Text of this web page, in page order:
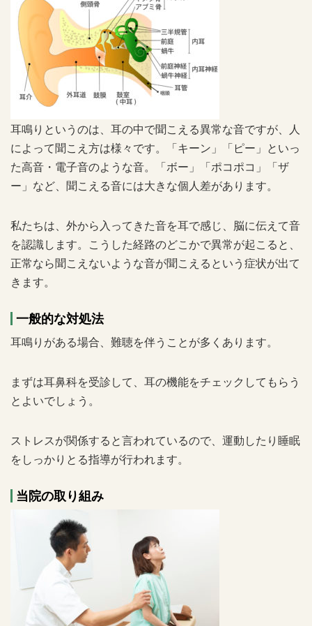
耳鳴りというのは、耳の中で聞こえる異常な音ですが、人
によって聞こえ方は様々です。「キーン」「ピー」といっ
た高音・電子音のような音。「ボー」「ポコポコ」「ザ
ー」など、聞こえる音には大きな個人差があります。
私たちは、外から入ってきた音を耳で感じ、脳に伝えて音
を認識します。こうした経路のどこかで異常が起こると、
正常なら聞こえないような音が聞こえるという症状が出て
きます。
一般的な対処法
耳鳴りがある場合、難聴を伴うことが多くあります。
まずは耳鼻科を受診して、耳の機能をチェックしてもらう
とよいでしょう。
ストレスが関係すると言われているので、運動したり睡眠
をしっかりとる指導が行われます。
当院の取り組み